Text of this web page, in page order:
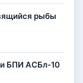
рыбы
БПИ АСБл-10